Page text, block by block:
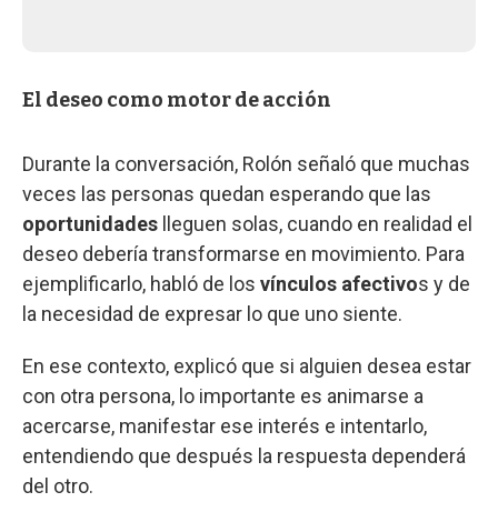
El deseo como motor de acción
Durante la conversación, Rolón señaló que muchas
veces las personas quedan esperando que las
oportunidades lleguen solas, cuando en realidad el
deseo debería transformarse en movimiento. Para
ejemplificarlo, habló de los vínculos afectivos y de
la necesidad de expresar lo que uno siente.
En ese contexto, explicó que si alguien desea estar
con otra persona, lo importante es animarse a
acercarse, manifestar ese interés e intentarlo,
entendiendo que después la respuesta dependerá
del otro.